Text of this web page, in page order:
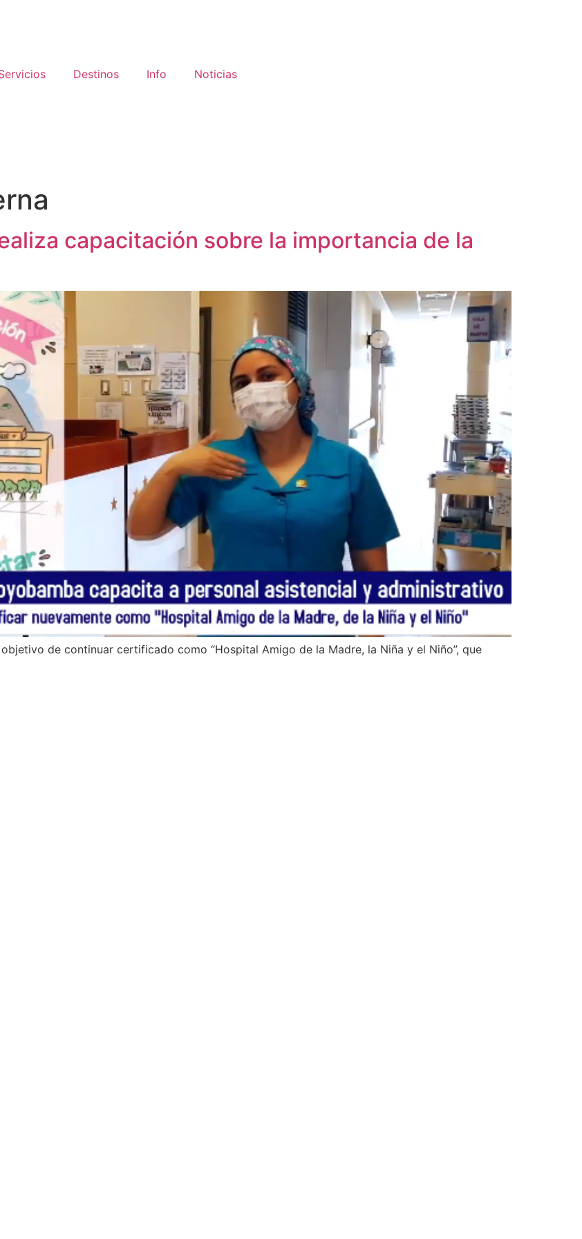
Destinos Info Noticias
capacitación sobre la importancia de la
de continuar certificado como “Hospital Amigo de la Madre, la Niña y el Niño”, que